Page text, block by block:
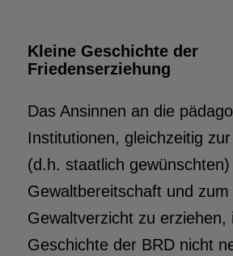
Kleine Geschichte der
Friedenserziehung
Das Ansinnen an die
Institutionen, gleichzeitig
(d.h. staatlich gewünschten)
Gewaltbereitschaft und
Gewaltverzicht zu erziehen,
Geschichte der BRD nicht